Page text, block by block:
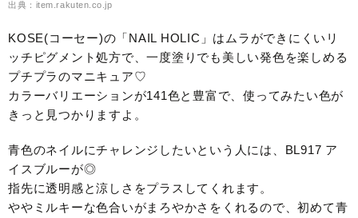
出典：item.rakuten.co.jp
KOSE(コーセー)の「NAIL HOLIC」はムラができにくいリ
ッチピグメント処方で、一度塗りでも美しい発色を楽しめる
プチプラのマニキュア♡
カラーバリエーションが141色と豊富で、使ってみたい色が
きっと見つかりますよ。
青色のネイルにチャレンジしたいという人には、BL917 ア
イスブルーが◎
指先に透明感と涼しさをプラスしてくれます。
ややミルキーな色合いがまろやかさをくれるので、初めて青